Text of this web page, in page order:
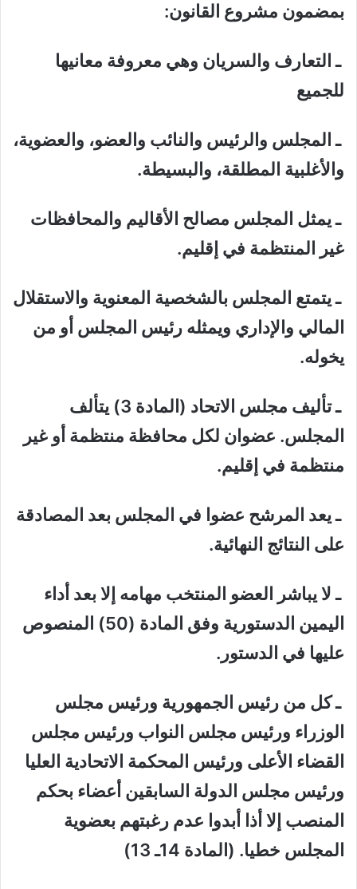
بمضمون مشروع القانون:
ـ التعارف والسريان وهي معروفة معانيها
للجميع
ـ المجلس والرئيس والنائب والعضو، والعضوية،
والأغلبية المطلقة، والبسيطة.
ـ يمثل المجلس مصالح الأقاليم والمحافظات
غير المنتظمة في إقليم.
ـ يتمتع المجلس بالشخصية المعنوية والاستقلال
المالي والإداري ويمثله رئيس المجلس أو من
يخوله.
ـ تأليف مجلس الاتحاد (المادة 3) يتألف
المجلس. عضوان لكل محافظة منتظمة أو غير
منتظمة في إقليم.
ـ يعد المرشح عضوا في المجلس بعد المصادقة
على النتائج النهائية.
ـ لا يباشر العضو المنتخب مهامه إلا بعد أداء
اليمين الدستورية وفق المادة (50) المنصوص
عليها في الدستور.
ـ كل من رئيس الجمهورية ورئيس مجلس
الوزراء ورئيس مجلس النواب ورئيس مجلس
القضاء الأعلى ورئيس المحكمة الاتحادية العليا
ورئيس مجلس الدولة السابقين أعضاء بحكم
المنصب إلا أذا أبدوا عدم رغبتهم بعضوية
المجلس خطيا. (المادة 14ـ 13)